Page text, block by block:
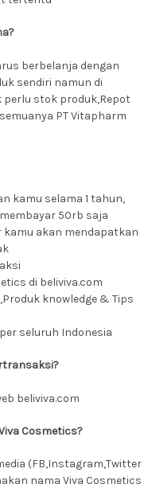
berbelanja dengan
sendiri namun di
stok produk,Repot
PT Vitapharm
kamu selama 1 tahun,
50rb saja
akan mendapatkan
di beliviva.com
knowledge & Tips
seluruh Indonesia
beliviva.com
Cosmetics?
(FB,Instagram,Twitter
nama Viva Cosmetics